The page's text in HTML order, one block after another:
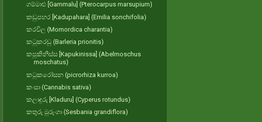
ගම්මාළු [Gammalu] (Pterocarpus marsupium)
කඩුපහර [Kadupahara] (Emilia sonchifolia)
කරවිල (Momordica charantia)
කටුකරඬු (Barleria prionitis)
කපුකිනිස්ස [Kapukinissa] (Abelmoschus
moschatus)
කටුකරෝසන (picrorhiza kurroa)
කංසා (Cannabis sativa)
කලාඳුරු [Kladuru] (Cyperus rotundus)
කතුරු මුරුංගා (Sesbania grandiflora)